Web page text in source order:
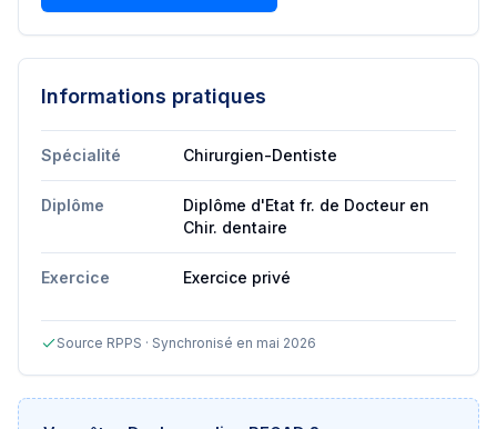
Informations pratiques
Spécialité Chirurgien-Dentiste
Diplôme
Diplôme d'Etat fr. de Docteur en
Chir. dentaire
Exercice Exercice privé
Source RPPS · Synchronisé en mai 2026